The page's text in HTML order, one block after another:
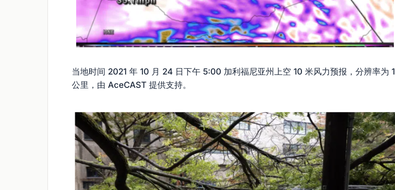
当地时间 2021 年 10 月 24 日下午 5:00 加利福尼亚州上空 10 米风力预报，分辨率为 1
公里，由 AceCAST 提供支持。